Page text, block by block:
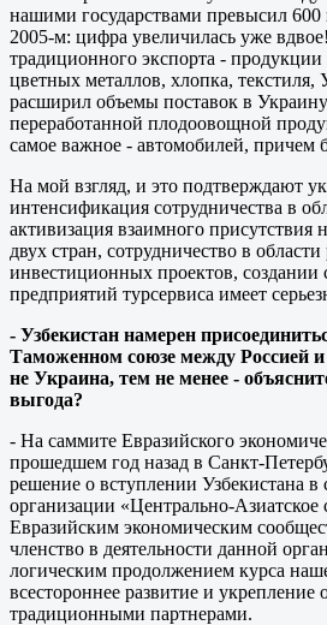
нашими государствами превысил
2005-м: цифра увеличилась уже
традиционного экспорта - продукции
цветных металлов, хлопка, текстиля,
расширил объемы поставок в
переработанной плодоовощной
самое важное - автомобилей, причем
На мой взгляд, и это подтверждают
интенсификация сотрудничества в
активизация взаимного присутствия
двух стран, сотрудничество в
инвестиционных проектов, создании
предприятий турсервиса имеет
- Узбекистан намерен
Таможенном союзе между Россией
не Украина, тем не менее -
выгода?
- На саммите Евразийского
прошедшем год назад в Санкт-
решение о вступлении Узбекистана
организации «Центрально-Азиатское
Евразийским экономическим
членство в деятельности данной
логическим продолжением курса
всестороннее развитие и
традиционными партнерами.